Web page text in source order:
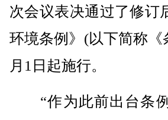
次会议表决通过了修订
环境条例》(以下简称《
月1日起施行。
“作为此前出台条例